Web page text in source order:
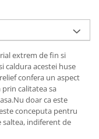
extrem de fin si
caldura acestei huse
confera un aspect
calitatea sa
doar ca este
conceputa pentru
indiferent de